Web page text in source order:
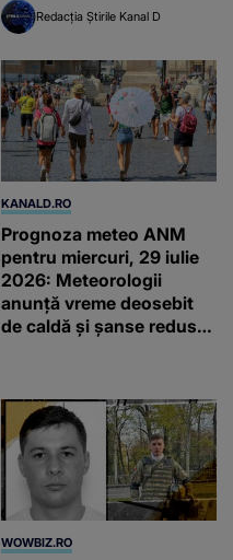
Redacția Știrile Kanal D
KANALD.RO
Prognoza meteo ANM
pentru miercuri, 29 iulie
2026: Meteorologii
anunță vreme deosebit
de caldă și șanse reduse
WOWBIZ.RO